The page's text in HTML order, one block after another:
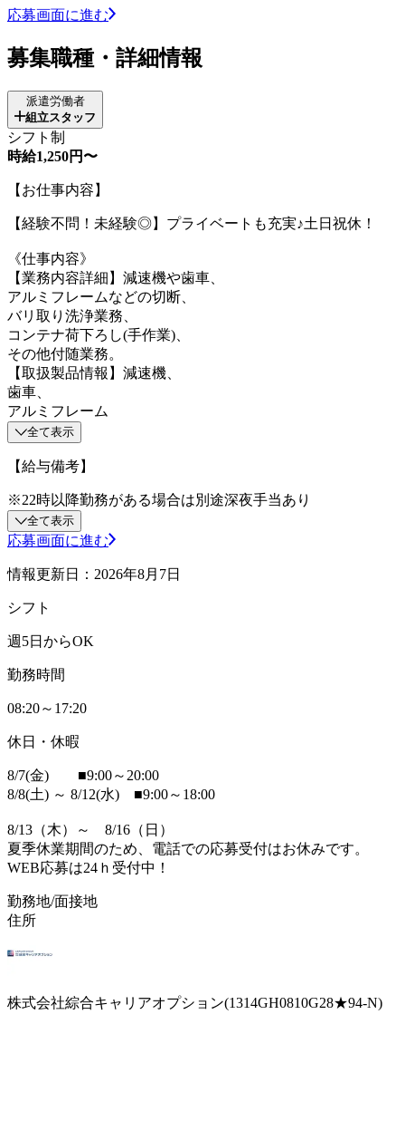
応募画面に進む
募集職種・詳細情報
派遣労働者
組立スタッフ
シフト制
時給1,250円〜
【お仕事内容】
【経験不問！未経験◎】プライベートも充実♪土日祝休！
《仕事内容》
【業務内容詳細】減速機や歯車、
アルミフレームなどの切断、
バリ取り洗浄業務、
コンテナ荷下ろし(手作業)、
その他付随業務。
【取扱製品情報】減速機、
歯車、
アルミフレーム
全て表示
【給与備考】
※22時以降勤務がある場合は別途深夜手当あり
全て表示
応募画面に進む
情報更新日：2026年8月7日
シフト
週5日からOK
勤務時間
08:20～17:20
休日・休暇
8/7(金) ■9:00～20:00
8/8(土) ～ 8/12(水) ■9:00～18:00
8/13（木）～ 8/16（日）
夏季休業期間のため、電話での応募受付はお休みです。
WEB応募は24ｈ受付中！
勤務地/面接地
住所
株式会社綜合キャリアオプション(1314GH0810G28★94-N)